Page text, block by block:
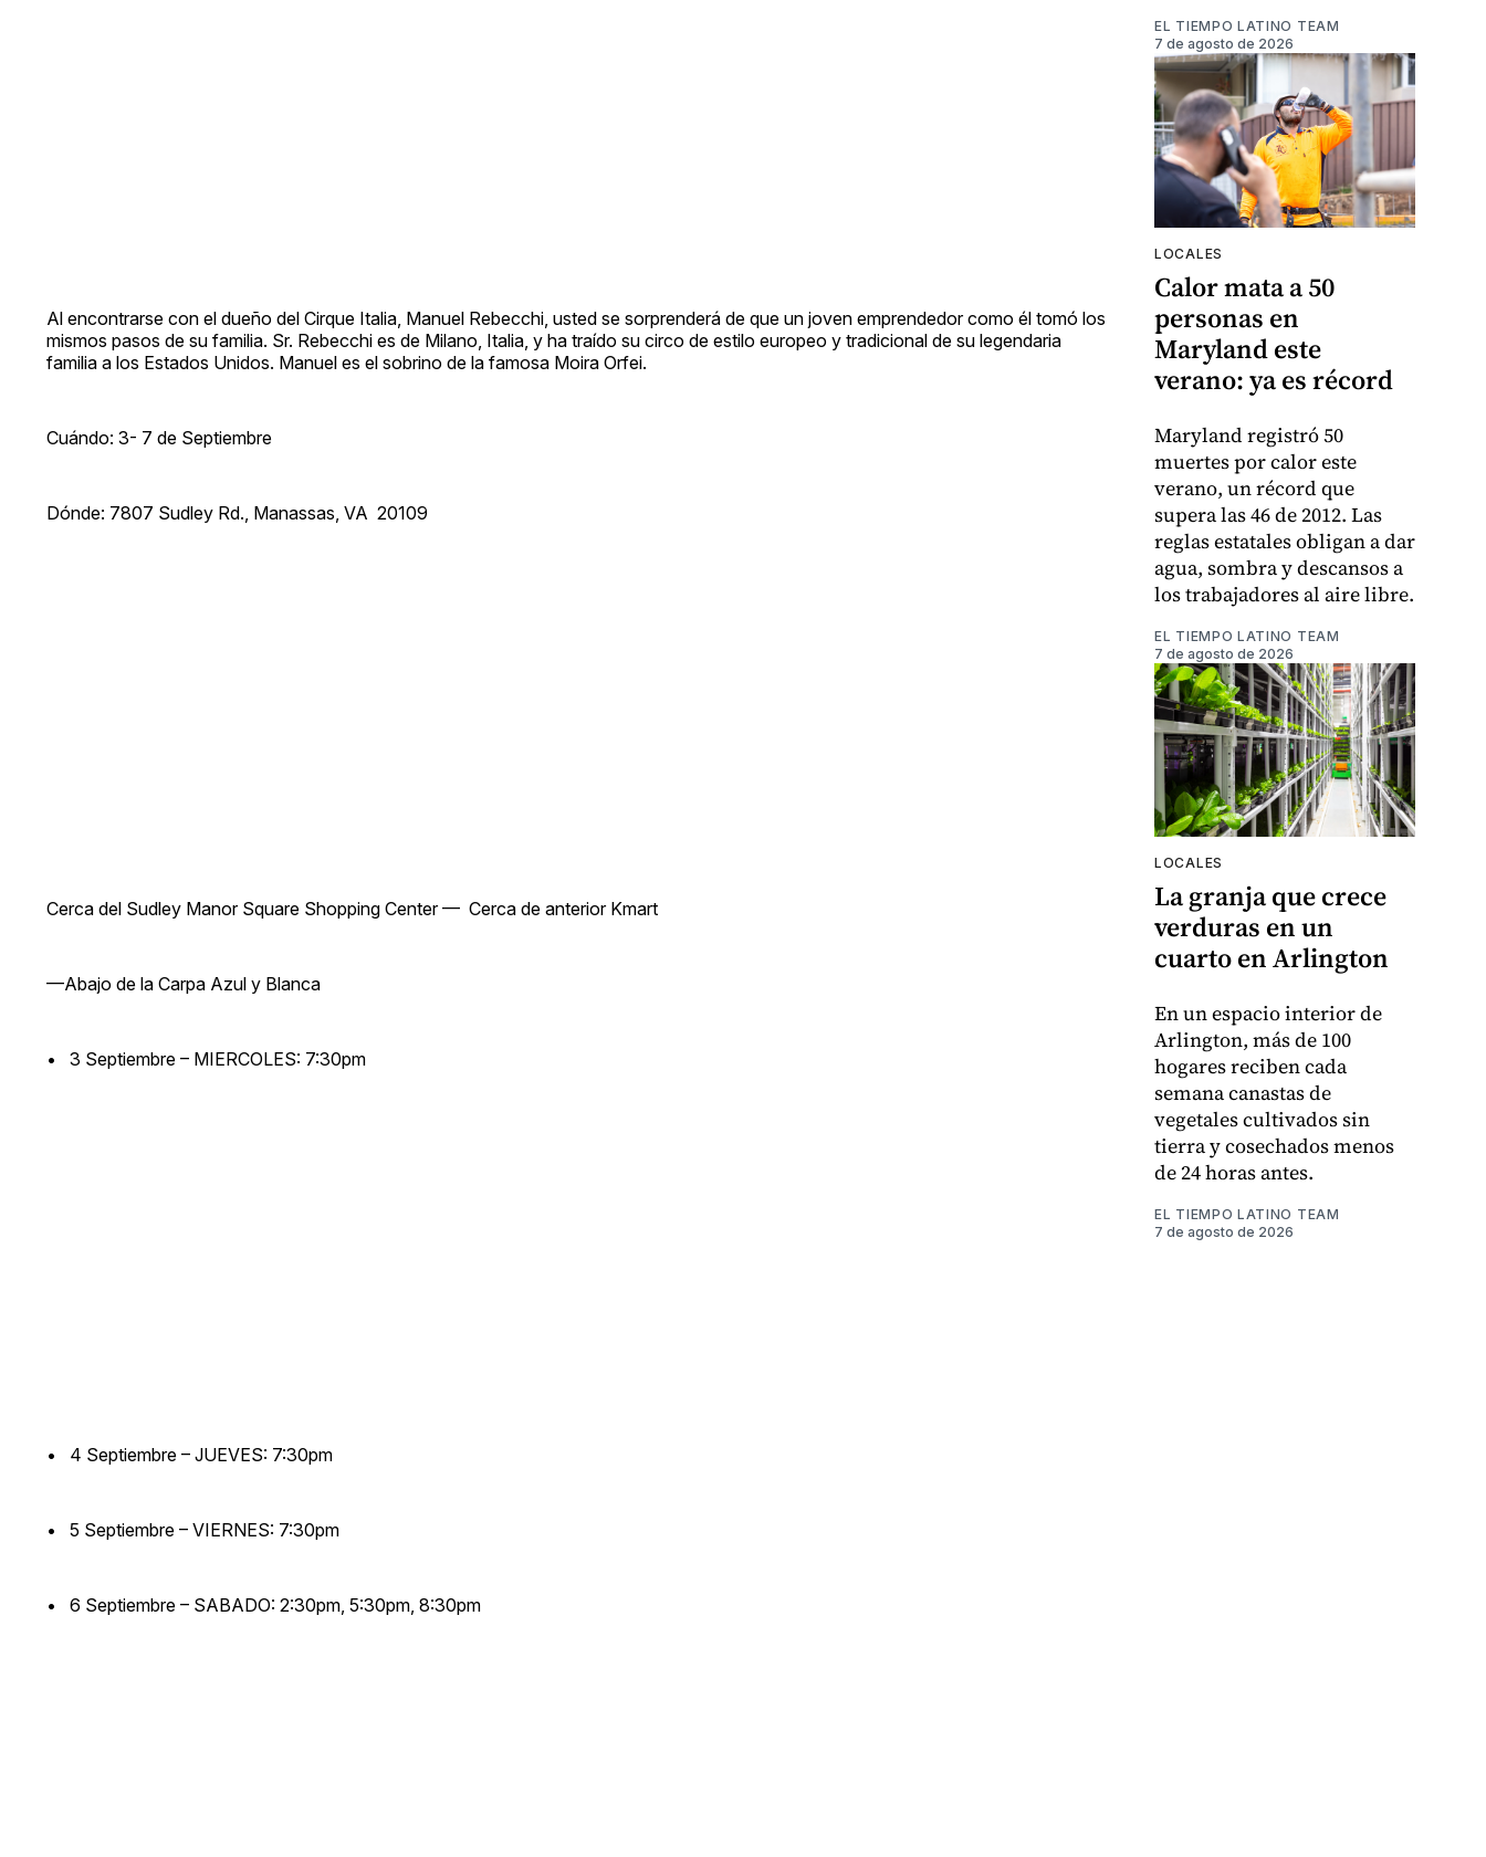
Al encontrarse con el dueño del Cirque Italia, Manuel Rebecchi, usted se sorprenderá de que un joven emprendedor como él tomó los
mismos pasos de su familia. Sr. Rebecchi es de Milano, Italia, y ha traído su circo de estilo europeo y tradicional de su legendaria
familia a los Estados Unidos. Manuel es el sobrino de la famosa Moira Orfei.
Cuándo: 3- 7 de Septiembre
Dónde: 7807 Sudley Rd., Manassas, VA 20109
Cerca del Sudley Manor Square Shopping Center — Cerca de anterior Kmart
—Abajo de la Carpa Azul y Blanca
• 3 Septiembre – MIERCOLES: 7:30pm
• 4 Septiembre – JUEVES: 7:30pm
• 5 Septiembre – VIERNES: 7:30pm
• 6 Septiembre – SABADO: 2:30pm, 5:30pm, 8:30pm
EL TIEMPO LATINO TEAM
7 de agosto de 2026
LOCALES
Calor mata a 50
personas en
Maryland este
verano: ya es récord
Maryland registró 50
muertes por calor este
verano, un récord que
supera las 46 de 2012. Las
reglas estatales obligan a dar
agua, sombra y descansos a
los trabajadores al aire libre.
EL TIEMPO LATINO TEAM
7 de agosto de 2026
LOCALES
La granja que crece
verduras en un
cuarto en Arlington
En un espacio interior de
Arlington, más de 100
hogares reciben cada
semana canastas de
vegetales cultivados sin
tierra y cosechados menos
de 24 horas antes.
EL TIEMPO LATINO TEAM
7 de agosto de 2026